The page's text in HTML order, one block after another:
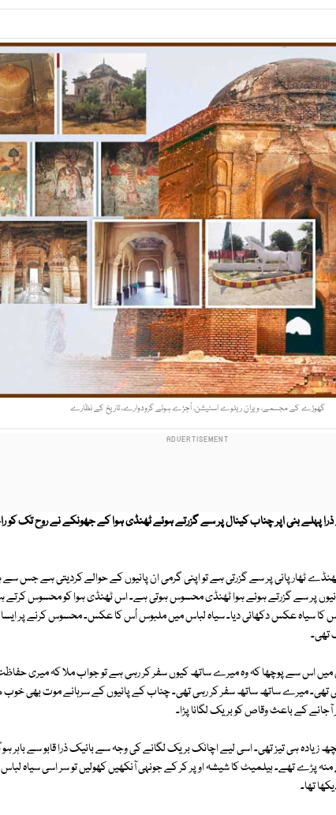
گھوڑے کے مجسمے، ویران ریلوے اسٹیشن، اُجڑے ہوئے گرودوارے، تاریخ کے نظارے
پہلے بنی اپر چناب کینال پر سے گزرتے ہوئے ٹھنڈی ہوا کے جھونکے نے روح تک
ٹھار پانی پر سے گزرتی ہے تو اپنی گرمی ان پانیوں کے حوالے کردیتی ہے جس سے
پر سے گزرتے ہوئے ہوا ٹھنڈی محسوس ہوتی ہے۔ اس ٹھنڈی ہوا کو محسوس کرتے
کا سیاہ عکس دکھائی دیا۔ سیاہ لباس میں ملبوس اُس کا عکس۔ محسوس کرنے پر
تھی۔
اس سے پوچھا کہ وہ میرے ساتھ کیوں سفر کر رہی ہے تو جواب ملا کہ میری
میرے ساتھ ساتھ سفر کر رہی تھی۔ چناب کے پانیوں کے سرہانے موت بھی
کے باعث وقاص کو بریک لگانا پڑا۔
ہی تیز تھی۔ اسی لیے اچانک بریک لگانے کی وجہ سے بائیک ذرا قابو سے باہر
پڑے تھے۔ ہیلمیٹ کا شیشہ اوپر کر کے جونہی آنکھیں کھولیں تو سر اسی سیاہ لباس
تھا۔